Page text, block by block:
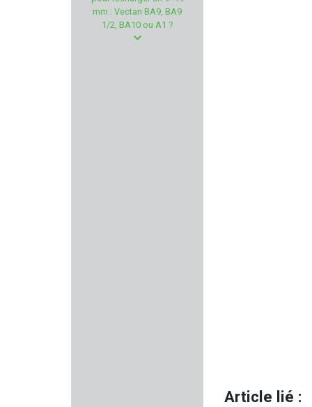
RIZZINI
VERNEY CARRON
mm : Vectan BA9, BA9
1/2, BA10 ou A1 ?
Article lié :